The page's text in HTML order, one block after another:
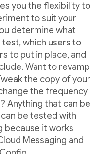
you the flexibility to
to suit your
determine what
which users to
to put in place, and
Want to revamp
the copy of your
the frequency
Anything that can be
be tested with
because it works
Messaging and